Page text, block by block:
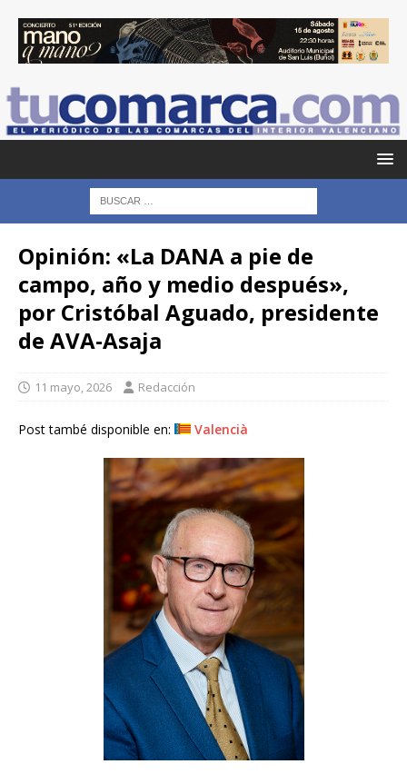
Opinión: «La DANA a pie de
campo, año y medio después»,
por Cristóbal Aguado, presidente
de AVA-Asaja
11 mayo, 2026 Redacción
Post també disponible en: Valencià